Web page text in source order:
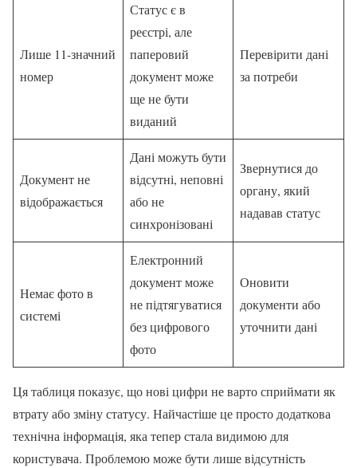
Лише 11-значний
номер
Статус є в
реєстрі, але
паперовий
документ може
ще не бути
виданий
Перевірити дані
за потреби
Документ не
відображається
Дані можуть бути
відсутні, неповні
або не
синхронізовані
Звернутися до
органу, який
надавав статус
Немає фото в
системі
Електронний
документ може
не підтягуватися
без цифрового
фото
Оновити
документи або
уточнити дані
Ця таблиця показує, що нові цифри не варто сприймати як
втрату або зміну статусу. Найчастіше це просто додаткова
технічна інформація, яка тепер стала видимою для
користувача. Проблемою може бути лише відсутність